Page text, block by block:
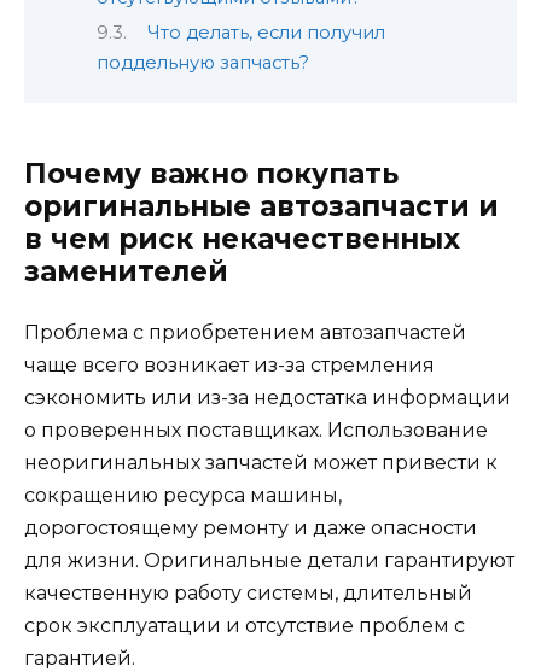
Что делать, если получил
поддельную запчасть?
Почему важно покупать
оригинальные автозапчасти и
в чем риск некачественных
заменителей
Проблема с приобретением автозапчастей
чаще всего возникает из-за стремления
сэкономить или из-за недостатка информации
о проверенных поставщиках. Использование
неоригинальных запчастей может привести к
сокращению ресурса машины,
дорогостоящему ремонту и даже опасности
для жизни. Оригинальные детали гарантируют
качественную работу системы, длительный
срок эксплуатации и отсутствие проблем с
гарантией.